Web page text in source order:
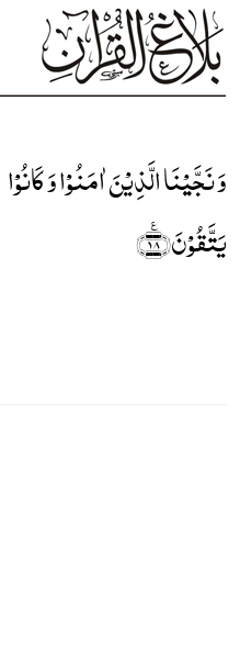
وَ نَجَّیۡنَا الَّذِیۡنَ اٰمَنُوۡا وَ کَانُوۡا
یَتَّقُوۡنَ﴿٪۱۸﴾